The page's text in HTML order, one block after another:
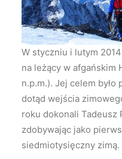
W styczniu i lutym
na leżący w afgańskim
n.p.m.). Jej celem
dotąd wejścia
roku dokonali Tadeusz
zdobywając jako
siedmiotysięczny zimą.